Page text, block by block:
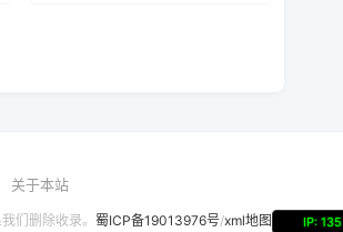
关于本站
们删除收录。 蜀ICP备19013976号/xml地图 IP: 135